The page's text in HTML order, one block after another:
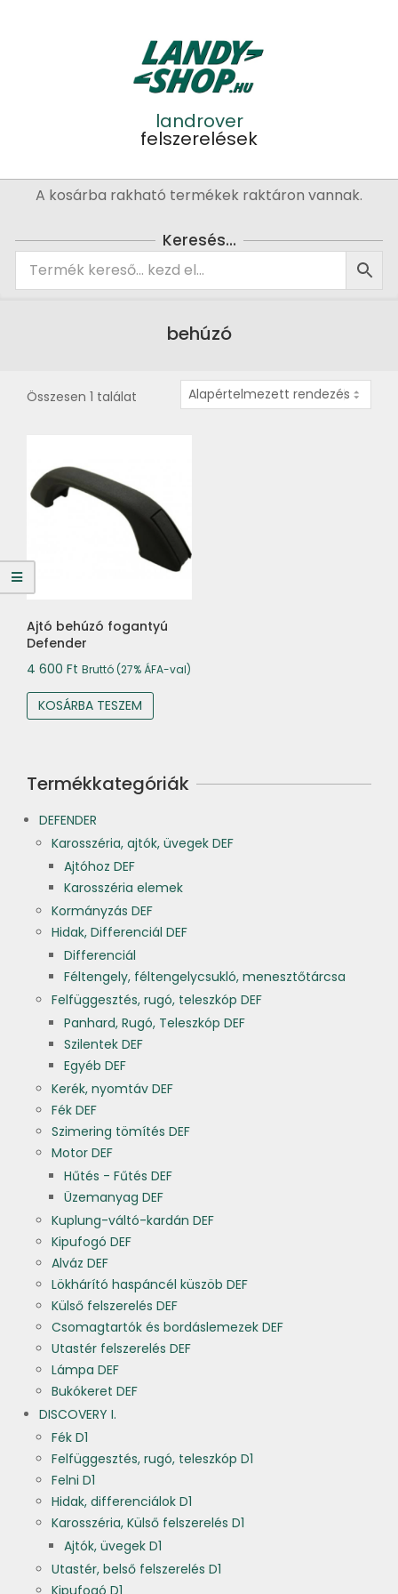
landrover
felszerelések
PrimaryA kosárba rakható termékek raktáron vannak.
Keresés…
behúzó
Összesen 1 találat
Ajtó behúzó fogantyú
Defender
4 600 Ft Bruttó (27% ÁFA-val)
KOSÁRBA TESZEM
Termékkategóriák
DEFENDER
Karosszéria, ajtók, üvegek DEF
Ajtóhoz DEF
Karosszéria elemek
Kormányzás DEF
Hidak, Differenciál DEF
Differenciál
Féltengely, féltengelycsukló, menesztőtárcsa
Felfüggesztés, rugó, teleszkóp DEF
Panhard, Rugó, Teleszkóp DEF
Szilentek DEF
Egyéb DEF
Kerék, nyomtáv DEF
Fék DEF
Szimering tömítés DEF
Motor DEF
Hűtés - Fűtés DEF
Üzemanyag DEF
Kuplung-váltó-kardán DEF
Kipufogó DEF
Alváz DEF
Lökhárító haspáncél küszöb DEF
Külső felszerelés DEF
Csomagtartók és bordáslemezek DEF
Utastér felszerelés DEF
Lámpa DEF
Bukókeret DEF
DISCOVERY I.
Fék D1
Felfüggesztés, rugó, teleszkóp D1
Felni D1
Hidak, differenciálok D1
Karosszéria, Külső felszerelés D1
Ajtók, üvegek D1
Utastér, belső felszerelés D1